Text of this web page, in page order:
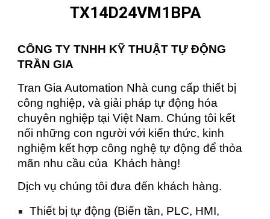
TX14D24VM1BPA
CÔNG TY TNHH KỸ THUẬT TỰ ĐỘNG
TRẦN GIA
Tran Gia Automation Nhà cung cấp thiết bị
công nghiệp, và giải pháp tự động hóa
chuyên nghiệp tại Việt Nam. Chúng tôi kết
nối những con người với kiến thức, kinh
nghiệm kết hợp công nghệ tự động để thỏa
mãn nhu cầu của Khách hàng!
Dịch vụ chúng tôi đưa đến khách hàng.
Thiết bị tự động (Biến tần, PLC, HMI,